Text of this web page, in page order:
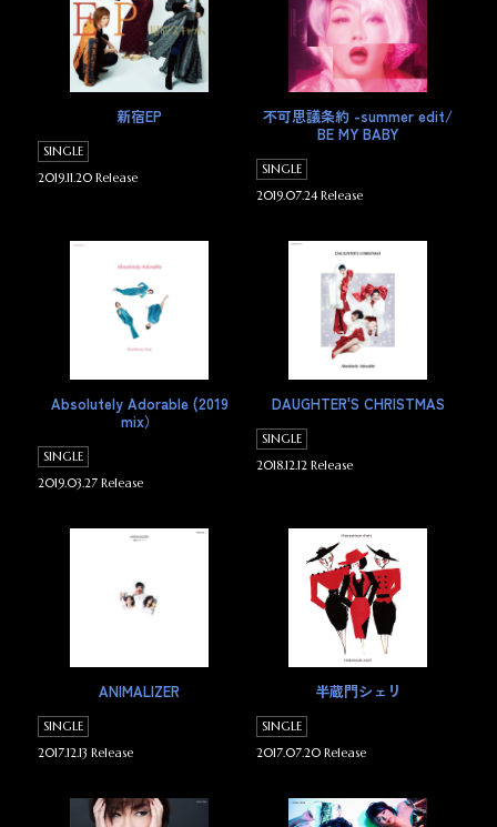
新宿EP
SINGLE
2019.11.20 Release
不可思議条約 -summer edit/
BE MY BABY
SINGLE
2019.07.24 Release
Absolutely Adorable (2019
mix）
SINGLE
2019.03.27 Release
DAUGHTER'S CHRISTMAS
SINGLE
2018.12.12 Release
ANIMALIZER
SINGLE
2017.12.13 Release
半蔵門シェリ
SINGLE
2017.07.20 Release